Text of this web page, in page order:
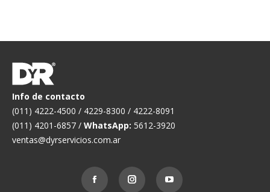
Info de contacto
(011) 4222-4500 / 4229-8300 / 4222-8091
(011) 4201-6857 / WhatsApp: 5612-3920
ventas@dyrservicios.com.ar